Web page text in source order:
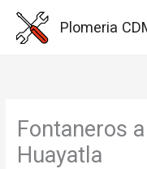
Plomeria
Fontaneros
Huayatla